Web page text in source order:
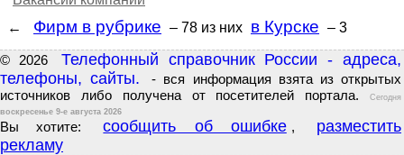
←
Фирм в рубрике – 78 из них в Курске – 3
© 2026
Телефонный справочник России - адреса,
телефоны, сайты.
- вся информация взята из открытых
источников либо получена от посетителей портала.
Сегодня
воскресенье 9-е августа 2026
Вы хотите: сообщить об ошибке ,
разместить
рекламу